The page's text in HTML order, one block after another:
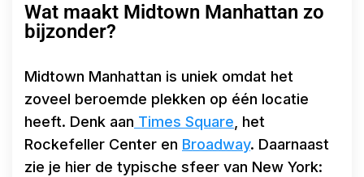
Wat maakt Midtown Manhattan zo
bijzonder?
Midtown Manhattan is uniek omdat het
zoveel beroemde plekken op één locatie
heeft. Denk aan Times Square, het
Rockefeller Center en Broadway. Daarnaast
zie je hier de typische sfeer van New York: